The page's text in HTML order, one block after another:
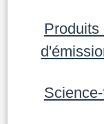
Produits